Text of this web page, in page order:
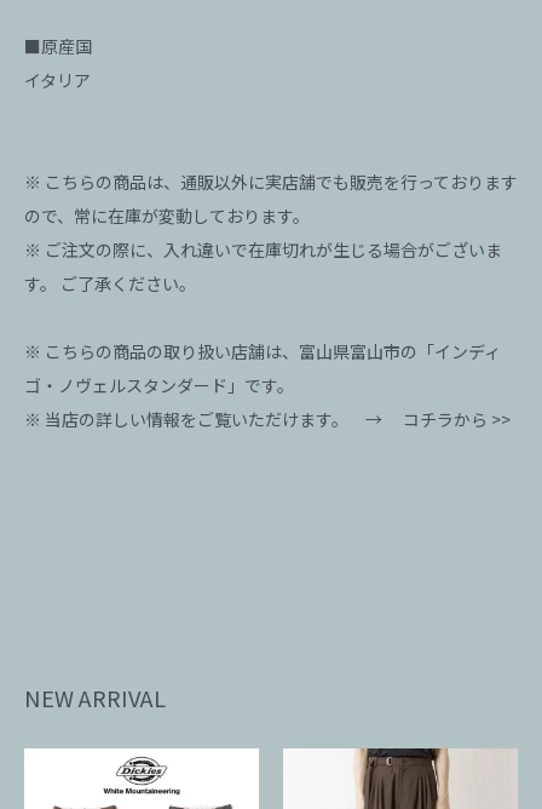
■原産国
イタリア
※ こちらの商品は、通販以外に実店舗でも販売を行っております
ので、常に在庫が変動しております。
※ ご注文の際に、入れ違いで在庫切れが生じる場合がございま
す。 ご了承ください。
※ こちらの商品の取り扱い店舗は、富山県富山市の「インディ
ゴ・ノヴェルスタンダード」です。
※ 当店の詳しい情報をご覧いただけます。 → コチラから >>
NEW ARRIVAL